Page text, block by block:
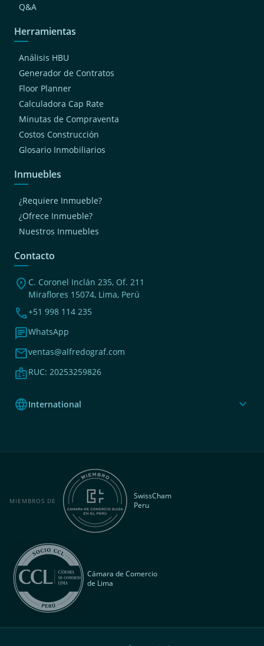
Q&A
Herramientas
Análisis HBU
Generador de Contratos
Floor Planner
Calculadora Cap Rate
Minutas de Compraventa
Costos Construcción
Glosario Inmobiliarios
Inmuebles
¿Requiere Inmueble?
¿Ofrece Inmueble?
Nuestros Inmuebles
Contacto
location_on C. Coronel Inclán 235, Of. 211
Miraflores 15074, Lima, Perú
phone+51 998 114 235
chatWhatsApp
mailventas@alfredograf.com
badgeRUC: 20253259826
languageInternational expand_more
MIEMBROS DE
SwissCham
Peru
Cámara de Comercio
de Lima